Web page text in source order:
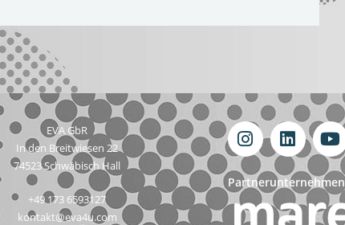
EVA GbR
In den Breitwiesen 22
74523 Schwäbisch Hall
‭+49 173 6593127‬
kontakt@eva4u.com
Partnerunternehmen